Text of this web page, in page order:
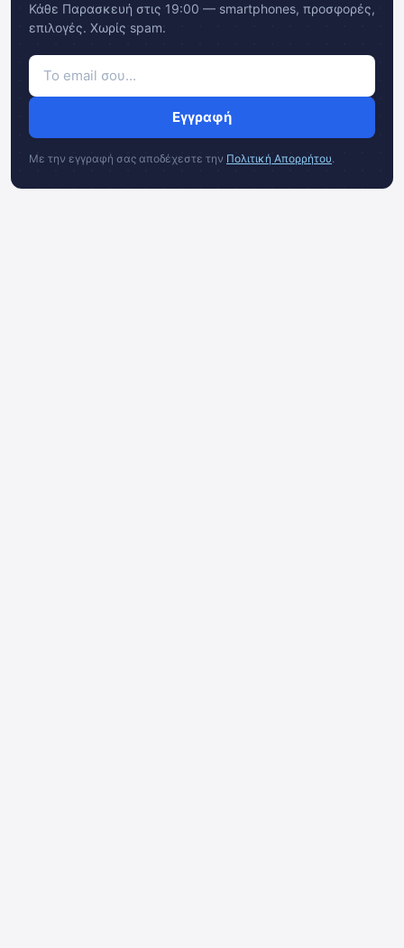
Κάθε Παρασκευή στις 19:00 — smartphones, προσφορές,
επιλογές. Χωρίς spam.
Εγγραφή
Με την εγγραφή σας αποδέχεστε την Πολιτική Απορρήτου.